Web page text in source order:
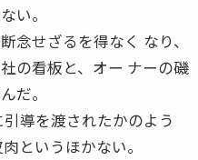
い。
念せざるを得なく なり、
の看板と、オー ナーの磯
だ。
導を渡されたかのよう
というほかない。